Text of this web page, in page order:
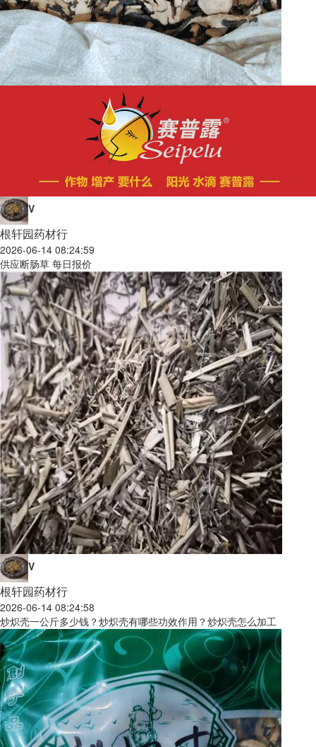
V
根轩园药材行
2026-06-14 08:24:59
供应断肠草 每日报价
V
根轩园药材行
2026-06-14 08:24:58
炒炽壳一公斤多少钱？炒炽壳有哪些功效作用？炒炽壳怎么加工